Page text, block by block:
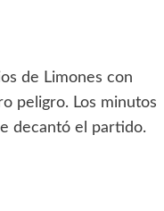
de Limones con
peligro. Los minutos
decantó el partido.